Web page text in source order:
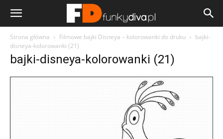
Strona główna Filmowe bajki Disneya – kolorowanki do druku
bajki-
disneya-kolorowanki (21)
bajki-disneya-kolorowanki (21)